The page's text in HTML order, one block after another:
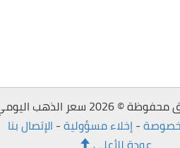
سعر الذهب اليومي
-إخلاء مسؤولية- الإتصال بنا